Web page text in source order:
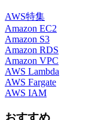
AWS特集
Amazon EC2
Amazon S3
Amazon RDS
Amazon VPC
AWS Lambda
AWS Fargate
AWS IAM
おすすめ